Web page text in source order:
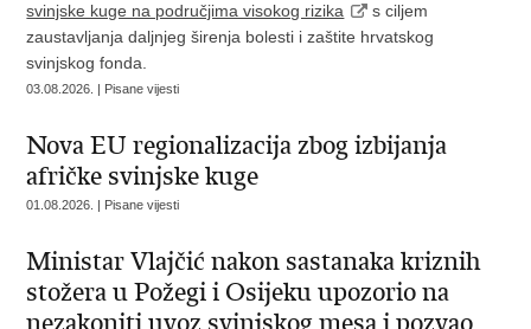
svinjske kuge na područjima visokog rizika
s ciljem
zaustavljanja daljnjeg širenja bolesti i zaštite hrvatskog
svinjskog fonda.
03.08.2026. | Pisane vijesti
Nova EU regionalizacija zbog izbijanja
afričke svinjske kuge
01.08.2026. | Pisane vijesti
Ministar Vlajčić nakon sastanaka kriznih
stožera u Požegi i Osijeku upozorio na